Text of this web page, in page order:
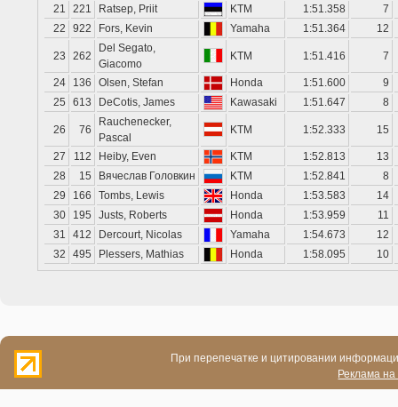
21
221 Ratsep, Priit KTM 1:51.358
7
22
922 Fors, Kevin Yamaha 1:51.364 12
23 262
Del Segato,
Giacomo
KTM 1:51.416 7
24 136 Olsen, Stefan Honda 1:51.600
9
25
613 DeCotis, James Kawasaki 1:51.647 8
26 76
Rauchenecker,
Pascal
KTM 1:52.333 15
27 112 Heiby, Even KTM 1:52.813
13
28
15 Вячеслав Головкин KTM 1:52.841
8
29
166 Tombs, Lewis Honda 1:53.583
14
30
195 Justs, Roberts Honda 1:53.959
11
31
412 Dercourt, Nicolas Yamaha 1:54.673
12
32
495 Plessers, Mathias Honda 1:58.095 10
При перепечатке и цитировании
Реклама на